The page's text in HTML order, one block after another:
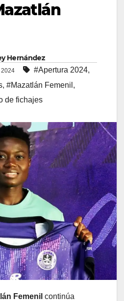
Hernández
2024 #Apertura 2024,
, #Mazatlán Femenil ,
de fichajes
Femenil continúa